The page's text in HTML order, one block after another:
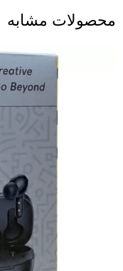
محصولات مشابه